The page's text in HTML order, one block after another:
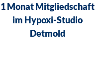
Aktueller Preis ist: 197,50 €.
1 Monat Mitgliedschaft
im Hypoxi-Studio
Detmold